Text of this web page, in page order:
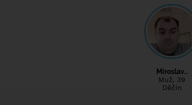
Miroslav…
Muž, 39
Děčín